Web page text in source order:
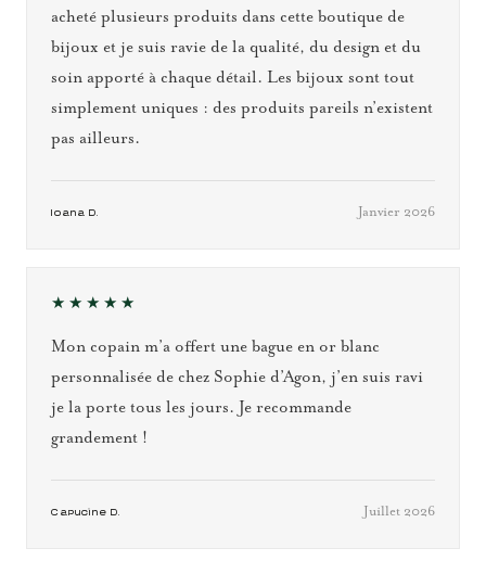
acheté plusieurs produits dans cette boutique de
bijoux et je suis ravie de la qualité, du design et du
soin apporté à chaque détail. Les bijoux sont tout
simplement uniques : des produits pareils n’existent
pas ailleurs.
Ioana D. Janvier 2026
★★★★★
Mon copain m’a offert une bague en or blanc
personnalisée de chez Sophie d’Agon, j’en suis ravi
je la porte tous les jours. Je recommande
grandement !
Capucine D. Juillet 2026